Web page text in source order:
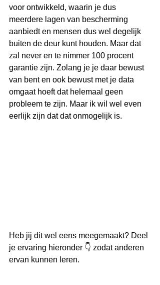
voor ontwikkeld, waarin je dus
meerdere lagen van bescherming
aanbiedt en mensen dus wel degelijk
buiten de deur kunt houden. Maar dat
zal never en te nimmer 100 procent
garantie zijn. Zolang je je daar bewust
van bent en ook bewust met je data
omgaat hoeft dat helemaal geen
probleem te zijn. Maar ik wil wel even
eerlijk zijn dat dat onmogelijk is.
Heb jij dit wel eens meegemaakt? Deel
je ervaring hieronder 👇 zodat anderen
ervan kunnen leren.